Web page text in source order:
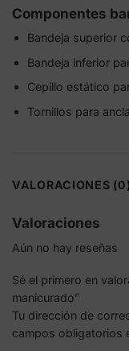
Componentes
Bandeja superior
Bandeja inferior
Cepillo estático
Tornillos para
VALORACIONES (0)
Valoraciones
Aún no hay reseñas
Sé el primero en
manicurado”
Tu dirección de
campos obligatorios